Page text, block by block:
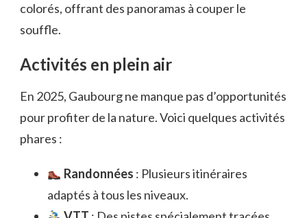
colorés, offrant des panoramas à couper le
souffle.
Activités en plein air
En 2025, Gaubourg ne manque pas d’opportunités
pour profiter de la nature. Voici quelques activités
phares :
Randonnées : Plusieurs itinéraires
adaptés à tous les niveaux.